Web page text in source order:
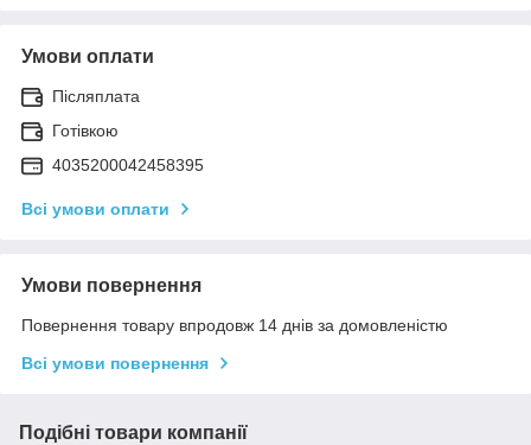
Умови оплати
Післяплата
Готівкою
4035200042458395
Всі умови оплати
Умови повернення
Повернення товару впродовж 14 днів за домовленістю
Всі умови повернення
Подібні товари компанії